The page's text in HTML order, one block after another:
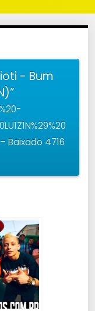
- Bum
Baixado 4716